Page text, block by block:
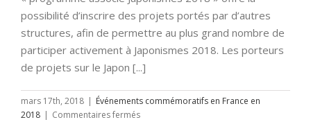
possibilité d’inscrire des projets portés par d’autres
structures, afin de permettre au plus grand nombre de
participer activement à Japonismes 2018. Les porteurs
de projets sur le Japon [...]
mars 17th, 2018 | Événements commémoratifs en France en
2018 | Commentaires ferméssur